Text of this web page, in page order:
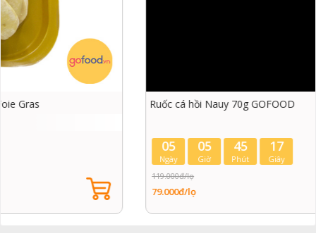
Ruốc cá hồi Nauy 70g GOFOOD